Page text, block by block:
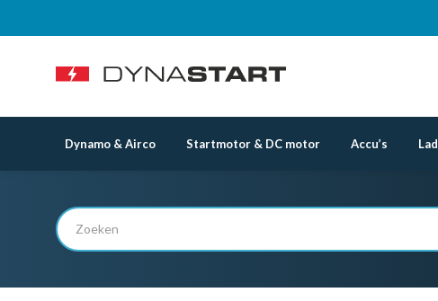
Dynamo & Airco Startmotor & DC motor Accu’s